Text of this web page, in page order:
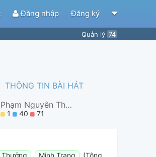
Đăng nhập Đăng ký
Quản lý 74
THÔNG TIN BÀI HÁT
Phạm Nguyên Thành Vinh
1 40 71
Minh Trang
(Tông